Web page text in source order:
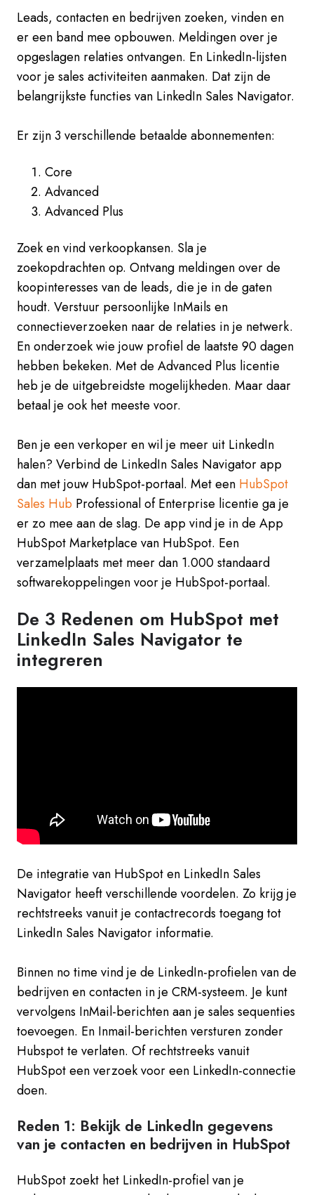
Leads, contacten en bedrijven zoeken, vinden en
er een band mee opbouwen. Meldingen over je
opgeslagen relaties ontvangen. En LinkedIn-lijsten
voor je sales activiteiten aanmaken. Dat zijn de
belangrijkste functies van LinkedIn Sales Navigator.
Er zijn 3 verschillende betaalde abonnementen:
Core
Advanced
Advanced Plus
Zoek en vind verkoopkansen. Sla je
zoekopdrachten op. Ontvang meldingen over de
koopinteresses van de leads, die je in de gaten
houdt. Verstuur persoonlijke InMails en
connectieverzoeken naar de relaties in je netwerk.
En onderzoek wie jouw profiel de laatste 90 dagen
hebben bekeken. Met de Advanced Plus licentie
heb je de uitgebreidste mogelijkheden. Maar daar
betaal je ook het meeste voor.
Ben je een verkoper en wil je meer uit LinkedIn
halen? Verbind de LinkedIn Sales Navigator app
dan met jouw HubSpot-portaal. Met een HubSpot
Sales Hub Professional of Enterprise licentie ga je
er zo mee aan de slag. De app vind je in de App
HubSpot Marketplace van HubSpot. Een
verzamelplaats met meer dan 1.000 standaard
softwarekoppelingen voor je HubSpot-portaal.
De 3 Redenen om HubSpot met
LinkedIn Sales Navigator te
integreren
De integratie van HubSpot en LinkedIn Sales
Navigator heeft verschillende voordelen. Zo krijg je
rechtstreeks vanuit je contactrecords toegang tot
LinkedIn Sales Navigator informatie.
Binnen no time vind je de LinkedIn-profielen van de
bedrijven en contacten in je CRM-systeem. Je kunt
vervolgens InMail-berichten aan je sales sequenties
toevoegen. En Inmail-berichten versturen zonder
Hubspot te verlaten. Of rechtstreeks vanuit
HubSpot een verzoek voor een LinkedIn-connectie
doen.
Reden 1: Bekijk de LinkedIn gegevens
van je contacten en bedrijven in HubSpot
HubSpot zoekt het LinkedIn-profiel van je